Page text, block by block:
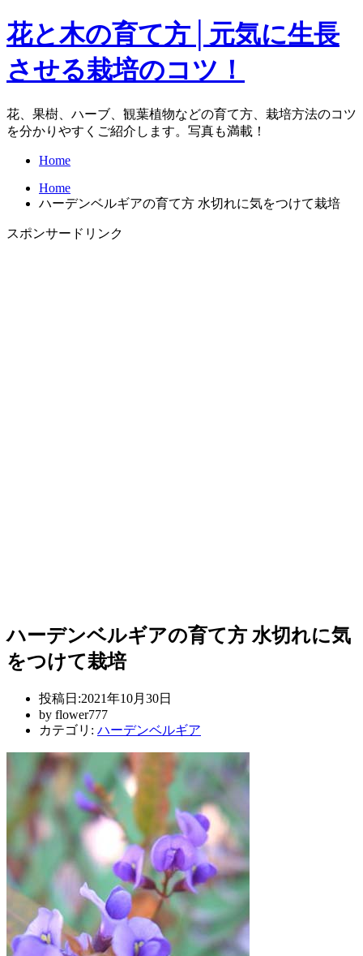
花と木の育て方│元気に生長
させる栽培のコツ！
花、果樹、ハーブ、観葉植物などの育て方、栽培方法のコツ
を分かりやすくご紹介します。写真も満載！
Home
Home
ハーデンベルギアの育て方 水切れに気をつけて栽培
スポンサードリンク
ハーデンベルギアの育て方 水切れに気
をつけて栽培
投稿日:2021年10月30日
by flower777
カテゴリ: ハーデンベルギア